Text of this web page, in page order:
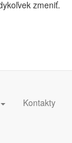
zmeniť.
Kontakty